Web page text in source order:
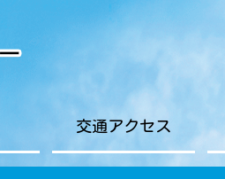
交通アクセス